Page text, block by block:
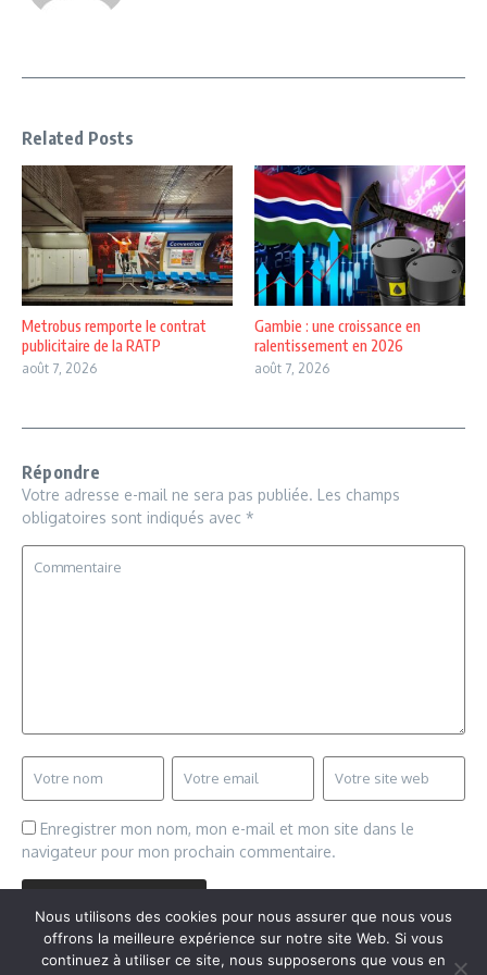
Related Posts
Metrobus remporte le contrat
publicitaire de la RATP
août 7, 2026
Gambie : une croissance en
ralentissement en 2026
août 7, 2026
Répondre
Votre adresse e-mail ne sera pas publiée. Les champs
obligatoires sont indiqués avec *
Enregistrer mon nom, mon e-mail et mon site dans le
navigateur pour mon prochain commentaire.
Nous utilisons des cookies pour nous assurer que nous vous
offrons la meilleure expérience sur notre site Web. Si vous
continuez à utiliser ce site, nous supposerons que vous en